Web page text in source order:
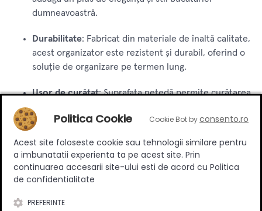
dumneavoastră.
Durabilitate: Fabricat din materiale de înaltă calitate,
acest organizator este rezistent și durabil, oferind o
soluție de organizare pe termen lung.
Ușor de curățat: Suprafața netedă permite curățarea
igienic.
Bucătării rezidențiale: Ideal pentru organizarea
eficientă a tacâmurilor și ustensilelor în bucătăriile
casnice, menținând un mediu de lucru ordonat și
Politica Cookie Cookie Bot byconsento.ro
Acest site foloseste cookie sau tehnologii similare pentru
a imbunatatii experienta ta pe acest site. Prin
continuarea accesarii site-ului esti de acord cu Politica
de confidentialitate
PREFERINTE